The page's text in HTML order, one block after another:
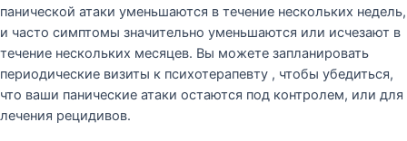
панической атаки уменьшаются в течение нескольких недель,
и часто симптомы значительно уменьшаются или исчезают в
течение нескольких месяцев. Вы можете запланировать
периодические визиты к психотерапевту , чтобы убедиться,
что ваши панические атаки остаются под контролем, или для
лечения рецидивов.